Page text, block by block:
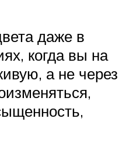
даже в
когда вы на
а не через